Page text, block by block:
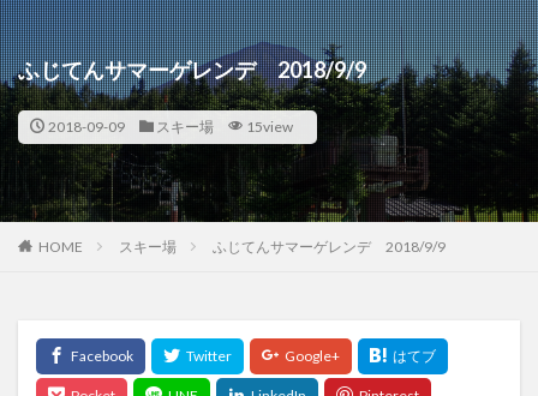
ふじてんサマーゲレンデ 2018/9/9
2018-09-09 スキー場 15view
HOME スキー場 ふじてんサマーゲレンデ 2018/9/9